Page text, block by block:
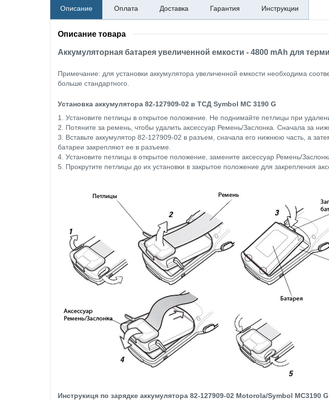
Описание Оплата Доставка Гарантия Инструкции
Описание товара
Аккумуляторная батарея увеличенной емкости - 4800 mAh для
Примечание: для установки аккумулятора увеличенной емкости необходима
больше стандартного.
Установка аккумулятора 82-127909-02 в ТСД Symbol MC 3190 G
1. Установите петлицы в открытое положение. Не поднимайте петлицы при
2. Потяните за ремень, чтобы удалить аксессуар Ремень/Заслонка. Сначала за
3. Вставьте аккумулятор 82-127909-02 в разъем, сначала его нижнюю часть, а
батареи закрепляют ее в разъеме.
4. Установите петлицы в открытое положение, замените аксессуар Ремень/
5. Прокрутите петлицы до их установки в закрытое положение для закрепления
Инструкиця по зарядке аккумулятора 82-127909-02 Motorola/Symbol MC3190 G